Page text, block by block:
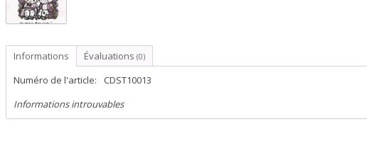
Informations Évaluations (0)
Numéro de l'article:
CDST10013
Informations introuvables